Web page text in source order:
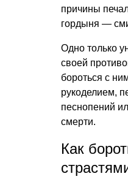
причины
гордыня —
Одно только
своей
бороться с
рукоделием,
песнопений
смерти.
Как